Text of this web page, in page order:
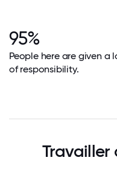
95%
People here are given a
of responsibility.
Travailler